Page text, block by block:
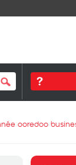
ooredoo